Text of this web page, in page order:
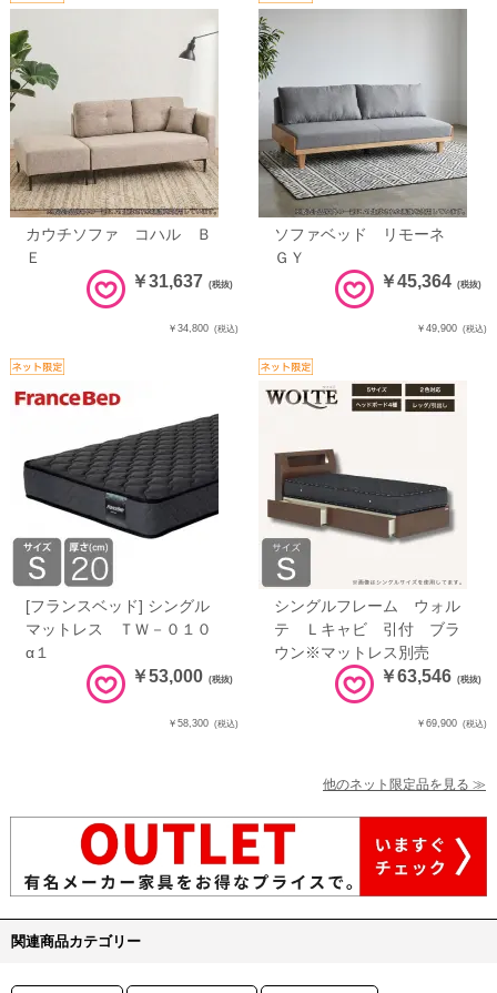
カウチソファ コハル Ｂ
Ｅ
￥31,637 (税抜)
￥34,800 (税込)
ソファベッド リモーネ
ＧＹ
￥45,364 (税抜)
￥49,900 (税込)
[フランスベッド] シングル
マットレス ＴＷ－０１０
α１
￥53,000 (税抜)
￥58,300 (税込)
シングルフレーム ウォル
テ Ｌキャビ 引付 ブラ
ウン※マットレス別売
￥63,546 (税抜)
￥69,900 (税込)
他のネット限定品を見る ≫
関連商品カテゴリー